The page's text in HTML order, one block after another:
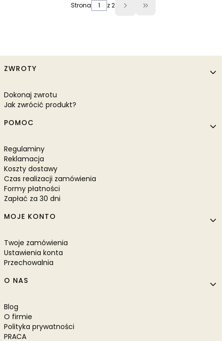
Strona z 2 Przejdź do ostatniej
Linki w stopce
ZWROTY
Dokonaj zwrotu
Jak zwrócić produkt?
POMOC
Regulaminy
Reklamacja
Koszty dostawy
Czas realizacji zamówienia
Formy płatności
Zapłać za 30 dni
MOJE KONTO
Twoje zamówienia
Ustawienia konta
Przechowalnia
O NAS
Blog
O firmie
Polityka prywatności
PRACA